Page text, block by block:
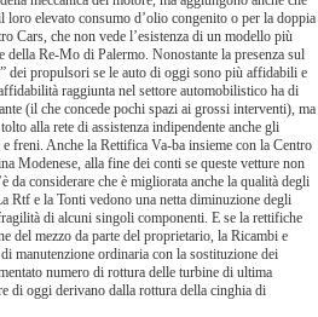
elevato consumo d’olio congenito o per la doppia
Cars, che non vede l’esistenza di un modello più
Re-Mo di Palermo. Nonostante la presenza sul
dei propulsori se le auto di oggi sono più affidabili e
raggiunta nel settore automobilistico ha di
(il che concede pochi spazi ai grossi interventi), ma
alla rete di assistenza indipendente anche gli
freni. Anche la Rettifica Va-ba insieme con la Centro
Modenese, alla fine dei conti se queste vetture non
da considerare che è migliorata anche la qualità degli
Rtf e la Tonti vedono una netta diminuzione degli
di alcuni singoli componenti. E se la rettifiche
del mezzo da parte del proprietario, la Ricambi e
manutenzione ordinaria con la sostituzione dei
numero di rottura delle turbine di ultima
di oggi derivano dalla rottura della cinghia di